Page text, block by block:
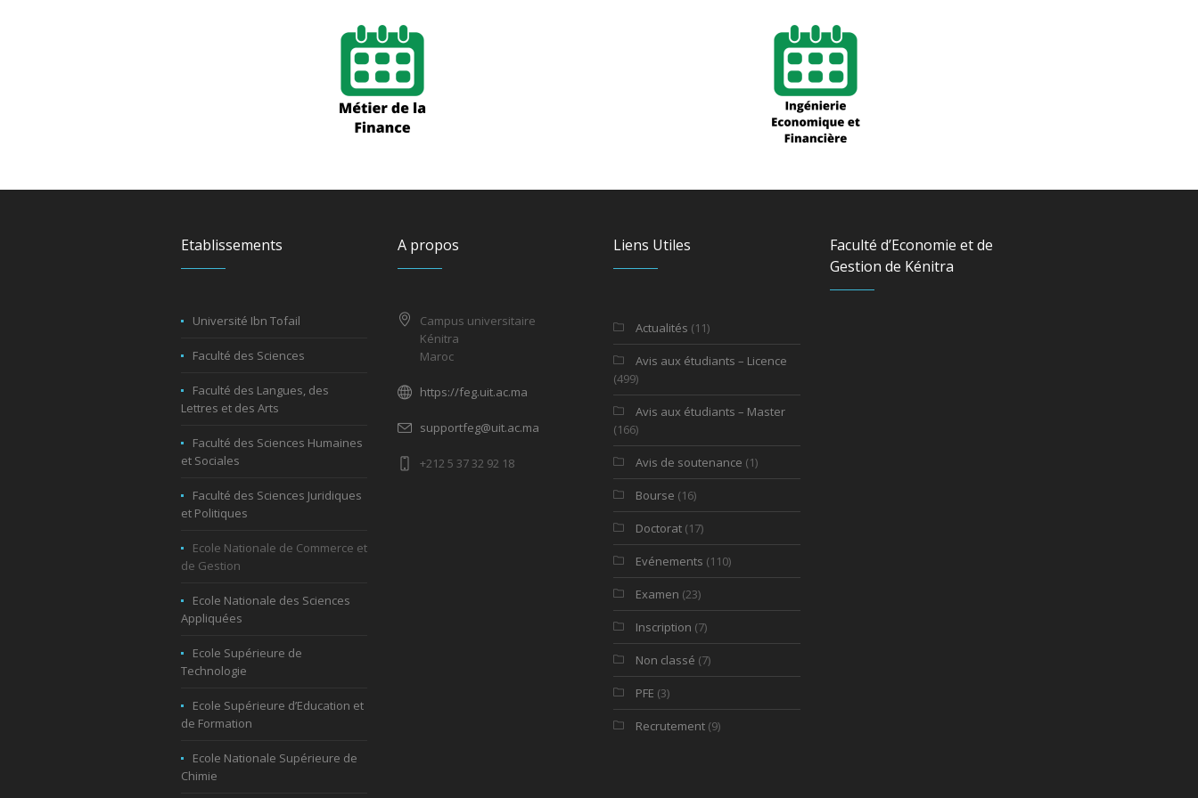
Etablissements
Université Ibn Tofail
Faculté des Sciences
Faculté des Langues, des
Lettres et des Arts
Faculté des Sciences Humaines
et Sociales
Faculté des Sciences Juridiques
et Politiques
Ecole Nationale de Commerce et
de Gestion
Ecole Nationale des Sciences
Appliquées
Ecole Supérieure de
Technologie
Ecole Supérieure d’Education et
de Formation
Ecole Nationale Supérieure de
Chimie
A propos
Campus universitaire
Kénitra
Maroc
https://feg.uit.ac.ma
supportfeg@uit.ac.ma
+212 5 37 32 92 18
Liens Utiles
Actualités (11)
Avis aux étudiants – Licence
(499)
Avis aux étudiants – Master
(166)
Avis de soutenance (1)
Bourse (16)
Doctorat (17)
Evénements (110)
Examen (23)
Inscription (7)
Non classé (7)
PFE (3)
Recrutement (9)
Faculté d’Economie et de
Gestion de Kénitra